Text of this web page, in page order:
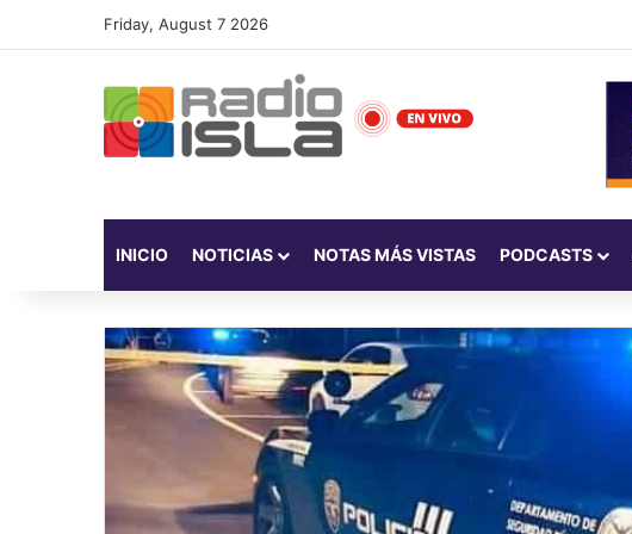
Friday, August 7 2026
INICIO NOTICIAS NOTAS MÁS VISTAS PODCASTS